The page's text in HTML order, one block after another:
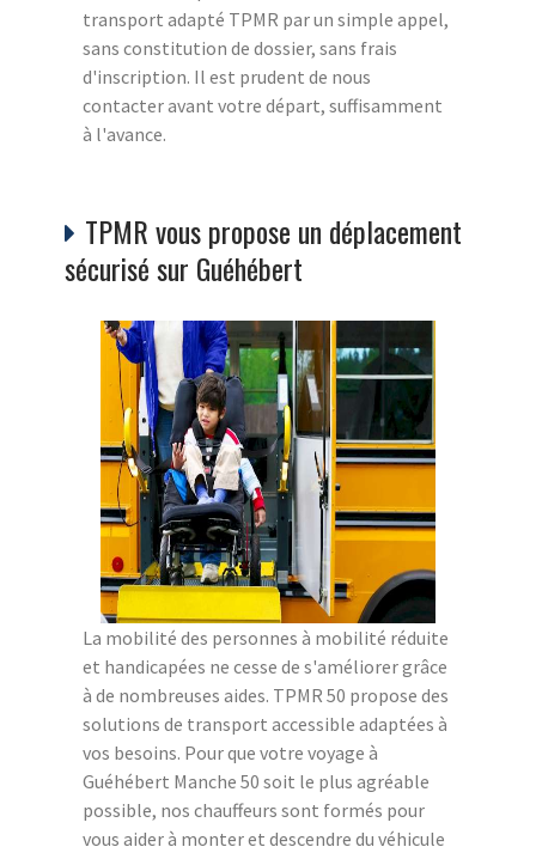
transport adapté TPMR par un simple appel,
sans constitution de dossier, sans frais
d'inscription. Il est prudent de nous
contacter avant votre départ, suffisamment
à l'avance.
TPMR vous propose un déplacement
sécurisé sur Guéhébert
La mobilité des personnes à mobilité réduite
et handicapées ne cesse de s'améliorer grâce
à de nombreuses aides. TPMR 50 propose des
solutions de transport accessible adaptées à
vos besoins. Pour que votre voyage à
Guéhébert Manche 50 soit le plus agréable
possible, nos chauffeurs sont formés pour
vous aider à monter et descendre du véhicule